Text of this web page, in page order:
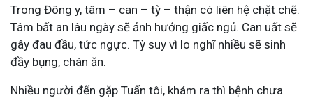
Trong Đông y, tâm – can – tỳ – thận có liên hệ chặt chẽ.
Tâm bất an lâu ngày sẽ ảnh hưởng giấc ngủ. Can uất sẽ
gây đau đầu, tức ngực. Tỳ suy vì lo nghĩ nhiều sẽ sinh
đầy bụng, chán ăn.
Nhiều người đến gặp Tuấn tôi, khám ra thì bệnh chưa